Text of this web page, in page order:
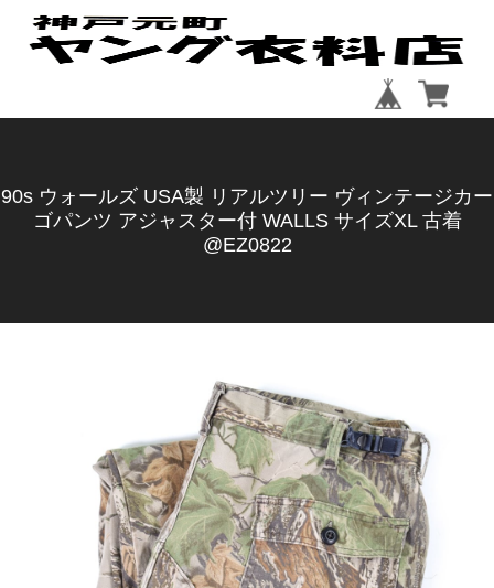
90s ウォールズ USA製 リアルツリー ヴィンテージカー
ゴパンツ アジャスター付 WALLS サイズXL 古着
@EZ0822